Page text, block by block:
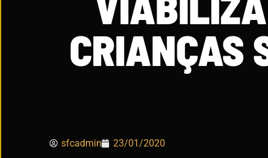
CRIANÇAS
sfcadmin 23/01/2020